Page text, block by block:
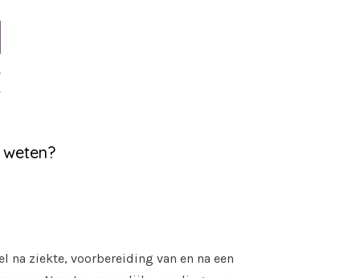
ziekte, voorbereiding van en na een